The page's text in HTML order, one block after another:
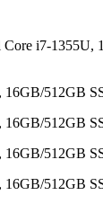
i7-1355U,